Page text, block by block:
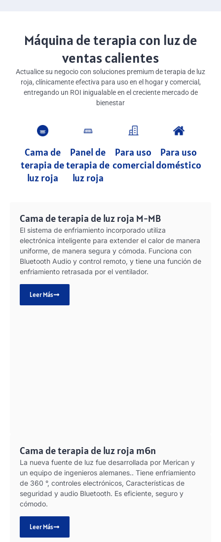
Máquina de terapia con luz de
ventas calientes
Actualice su negocio con soluciones premium de terapia de luz
roja, clínicamente efectiva para uso en el hogar y comercial,
entregando un ROI inigualable en el creciente mercado de
bienestar
Cama de
terapia de
luz roja
Panel de
terapia de
luz roja
Para uso
comercial
Para uso
doméstico
Cama de terapia de luz roja M-MB
El sistema de enfriamiento incorporado utiliza
electrónica inteligente para extender el calor de manera
uniforme, de manera segura y cómoda. Funciona con
Bluetooth Audio y control remoto, y tiene una función de
enfriamiento retrasada por el ventilador.
Leer Más
Cama de terapia de luz roja m6n
La nueva fuente de luz fue desarrollada por Merican y
un equipo de ingenieros alemanes.. Tiene enfriamiento
de 360 ​​°, controles electrónicos, Características de
seguridad y audio Bluetooth. Es eficiente, seguro y
cómodo.
Leer Más